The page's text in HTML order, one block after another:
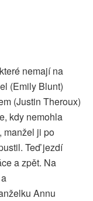
nemají na
(Emily Blunt)
(Justin Theroux)
kdy nemohla
manžel ji po
Teď jezdí
a zpět. Na
Annu